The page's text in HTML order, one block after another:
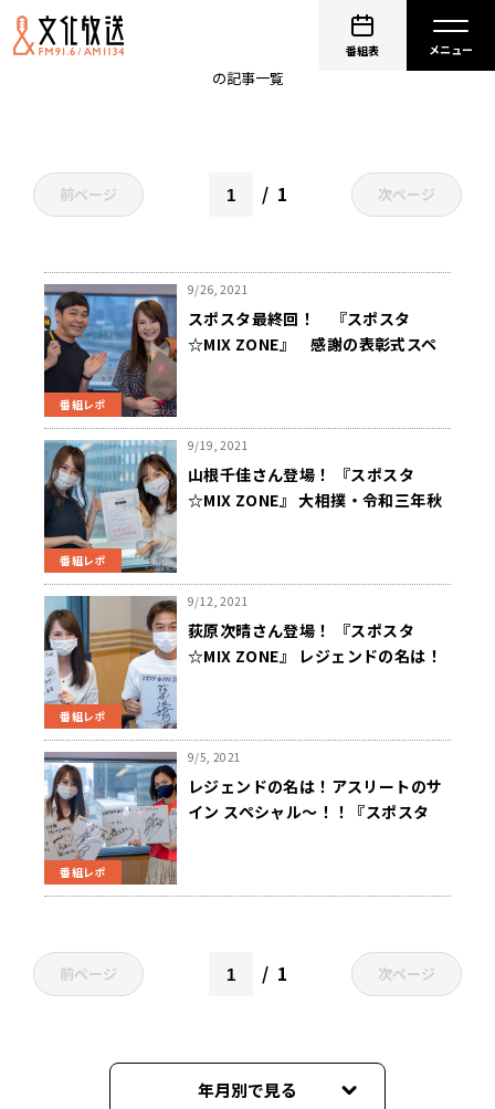
番組表
の記事一覧
前ページ 1 次ページ
番組レポ
9/26, 2021
スポスタ最終回！ 『スポスタ
☆MIX ZONE』 感謝の表彰式スペ
番組レポ
9/19, 2021
山根千佳さん登場！ 『スポスタ
☆MIX ZONE』 大相撲・令和三年秋
番組レポ
9/12, 2021
荻原次晴さん登場！ 『スポスタ
☆MIX ZONE』 レジェンドの名は！
番組レポ
9/5, 2021
レジェンドの名は！アスリートのサ
イン スペシャル～！！『スポスタ
前ページ 1 次ページ
年月別で見る